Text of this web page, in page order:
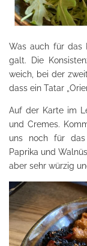
Was auch für das
galt. Die
weich, bei der
dass ein Tatar
Auf der Karte im
und Cremes.
uns noch für das
Paprika und
aber sehr würzig